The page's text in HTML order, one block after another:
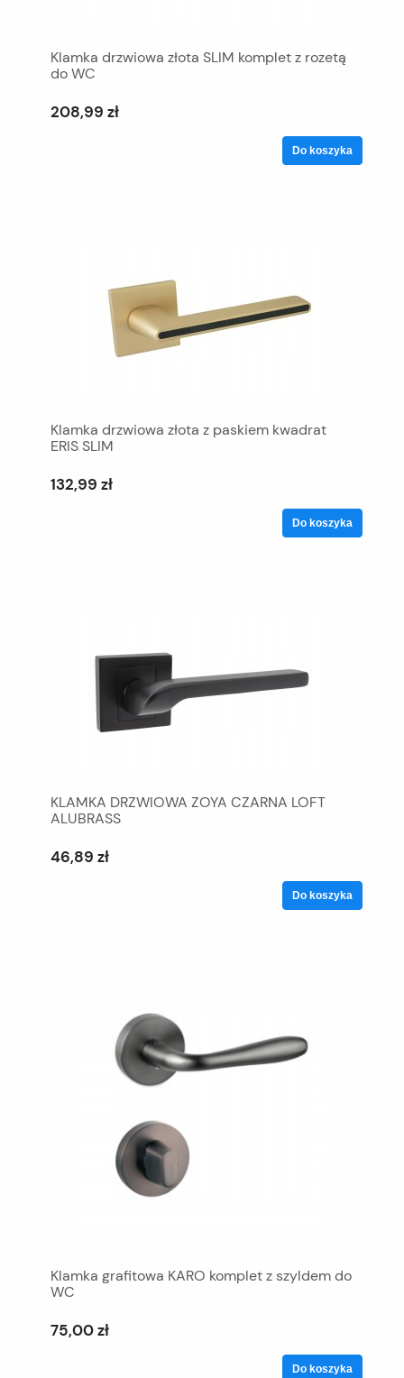
Klamka drzwiowa złota SLIM komplet z rozetą
do WC
208,99 zł
Do koszyka
Klamka drzwiowa złota z paskiem kwadrat
ERIS SLIM
132,99 zł
Do koszyka
KLAMKA DRZWIOWA ZOYA CZARNA LOFT
ALUBRASS
46,89 zł
Do koszyka
Klamka grafitowa KARO komplet z szyldem do
WC
75,00 zł
Do koszyka